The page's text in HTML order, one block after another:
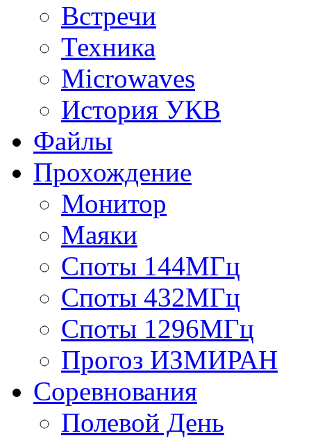
Встречи
Техника
Microwaves
История УКВ
Файлы
Прохождение
Монитор
Маяки
Споты 144МГц
Споты 432МГц
Споты 1296МГц
Прогоз ИЗМИРАН
Соревнования
Полевой День